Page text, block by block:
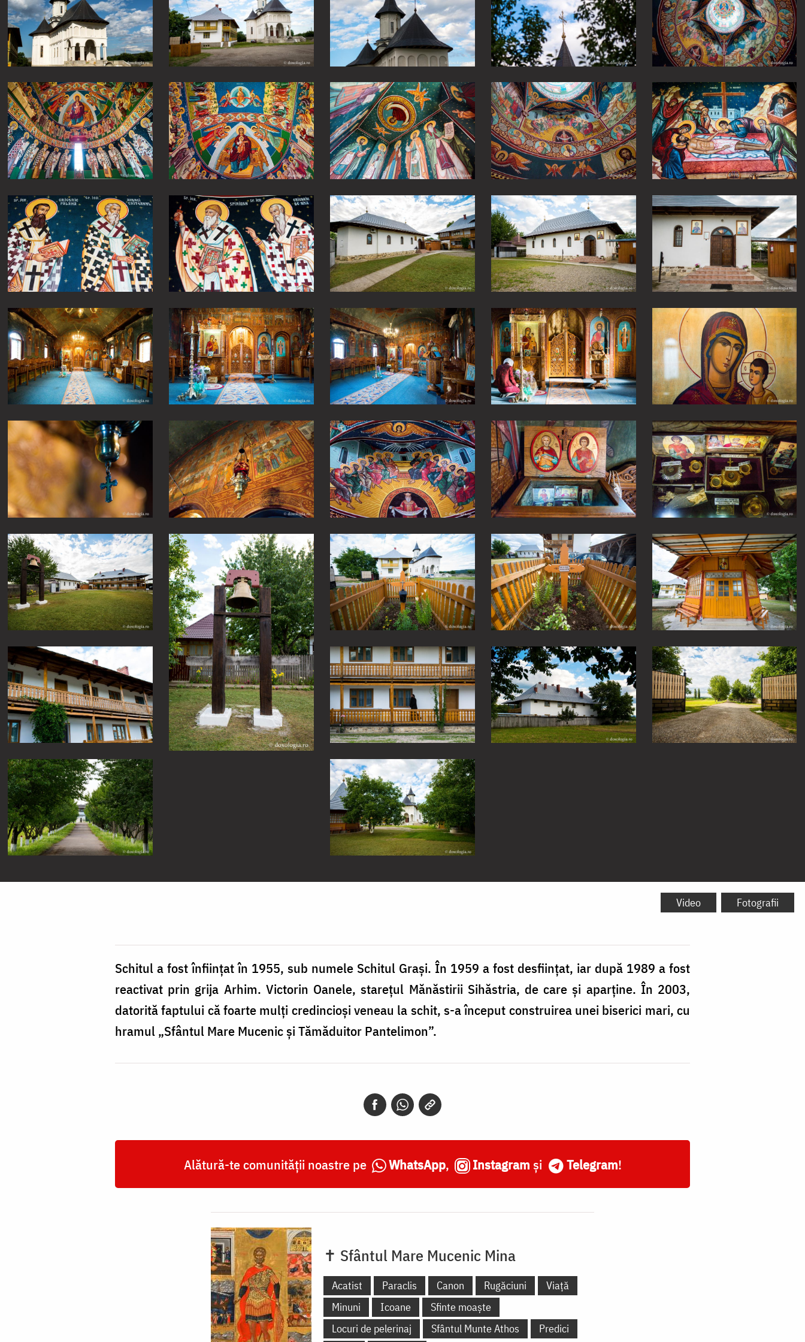
Video Fotografii
Schitul a fost înființat în 1955, sub numele Schitul Grași. În 1959 a fost desființat, iar după 1989 a fost
reactivat prin grija Arhim. Victorin Oanele, starețul Mănăstirii Sihăstria, de care și aparține. În 2003,
datorită faptului că foarte mulți credincioși veneau la schit, s-a început construirea unei biserici mari, cu
hramul „Sfântul Mare Mucenic și Tămăduitor Pantelimon”.
Alătură-te comunității noastre pe WhatsApp, Instagram și Telegram!
✝ Sfântul Mare Mucenic Mina
Acatist Paraclis Canon Rugăciuni
Viață
Minuni
Icoane
Sfinte moaște
Locuri de pelerinaj
Sfântul Munte Athos
Predici